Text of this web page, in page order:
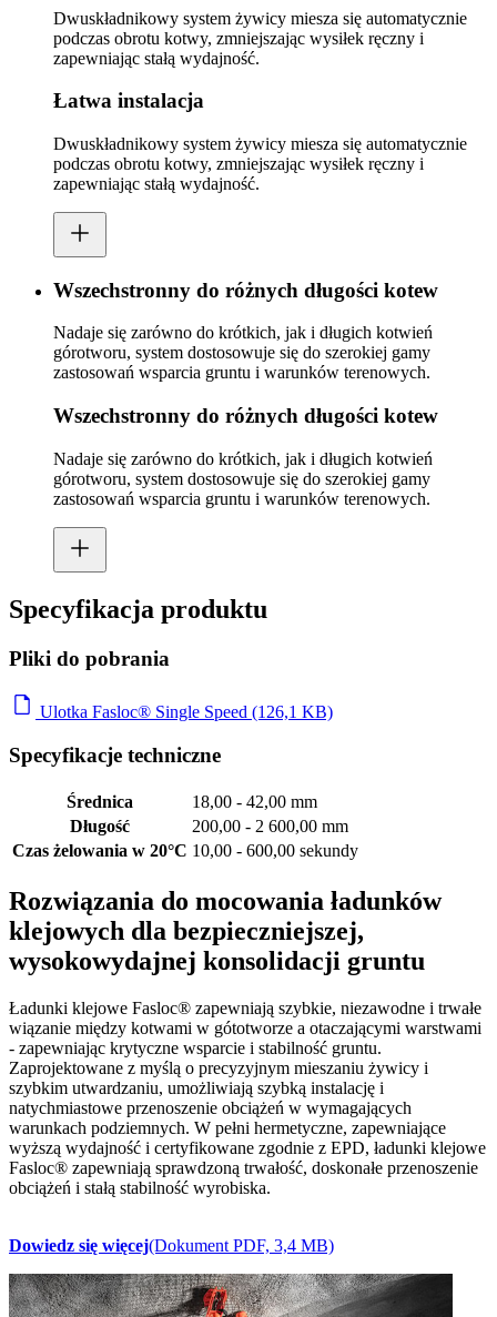
Dwuskładnikowy system żywicy miesza się automatycznie
podczas obrotu kotwy, zmniejszając wysiłek ręczny i
zapewniając stałą wydajność.
Łatwa instalacja
Dwuskładnikowy system żywicy miesza się automatycznie
podczas obrotu kotwy, zmniejszając wysiłek ręczny i
zapewniając stałą wydajność.
Wszechstronny do różnych długości kotew
Nadaje się zarówno do krótkich, jak i długich kotwień
górotworu, system dostosowuje się do szerokiej gamy
zastosowań wsparcia gruntu i warunków terenowych.
Wszechstronny do różnych długości kotew
Nadaje się zarówno do krótkich, jak i długich kotwień
górotworu, system dostosowuje się do szerokiej gamy
zastosowań wsparcia gruntu i warunków terenowych.
Specyfikacja produktu
Pliki do pobrania
Ulotka Fasloc® Single Speed (126,1 KB)
Specyfikacje techniczne
Średnica
18,00 - 42,00 mm
Długość
200,00 - 2 600,00 mm
Czas żelowania w 20°C 10,00 - 600,00 sekundy
Rozwiązania do mocowania ładunków
klejowych dla bezpieczniejszej,
wysokowydajnej konsolidacji gruntu
Ładunki klejowe Fasloc® zapewniają szybkie, niezawodne i trwałe
wiązanie między kotwami w gótotworze a otaczającymi warstwami
- zapewniając krytyczne wsparcie i stabilność gruntu.
Zaprojektowane z myślą o precyzyjnym mieszaniu żywicy i
szybkim utwardzaniu, umożliwiają szybką instalację i
natychmiastowe przenoszenie obciążeń w wymagających
warunkach podziemnych. W pełni hermetyczne, zapewniające
wyższą wydajność i certyfikowane zgodnie z EPD, ładunki klejowe
Fasloc® zapewniają sprawdzoną trwałość, doskonałe przenoszenie
obciążeń i stałą stabilność wyrobiska.
Dowiedz się więcej(Dokument PDF, 3,4 MB)